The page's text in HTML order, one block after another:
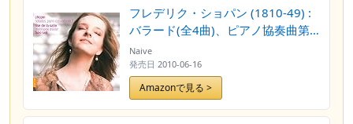
フレデリク・ショパン (1810-49) :
バラード(全4曲)、ピアノ協奏曲第2
番 ヘ短調 (Chopin : Ballades &
Piano Concerto no.2 / Lise de la
Salle (Pf), Fabio Luisi &
Staatskapelle Dresden)
Naive
発売日 2010-06-16
Amazonで見る >